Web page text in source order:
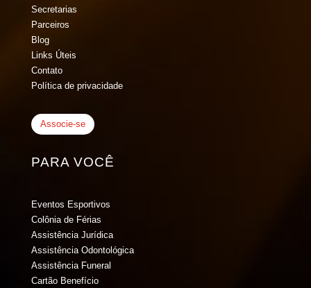
Secretarias
Parceiros
Blog
Links Úteis
Contato
Política de privacidade
Associe-se
PARA VOCÊ
Eventos Esportivos
Colônia de Férias
Assistência Jurídica
Assistência Odontológica
Assistência Funeral
Cartão Benefício